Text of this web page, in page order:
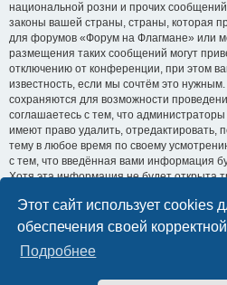
Этот сайт использует cookies
обеспечения своей
Подробнее
национальной розни и прочих
законы вашей страны, страны, которая
для форумов «Форум на Флагмане» или
размещения таких сообщений могут
отключению от конференции, при этом
известность, если мы сочтём это
сохраняются для возможности
соглашаетесь с тем, что
имеют право удалить, отредактировать,
тему в любое время по своему
с тем, что введённая вами информация
Хотя эта информация не будет открыта
разрешения, ни администрация
phpBB Limited не может быть
могут привести к несанкционированному